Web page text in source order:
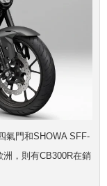
氣門和SHOWA SFF-
，則有CB300R在銷